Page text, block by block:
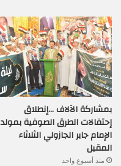
بمشاركة الآلاف …إنطلاق
إحتفالات الطرق الصوفية بمولد
الإمام جابر الجازولي الثلاثاء
المقبل
منذ أسبوع واحد